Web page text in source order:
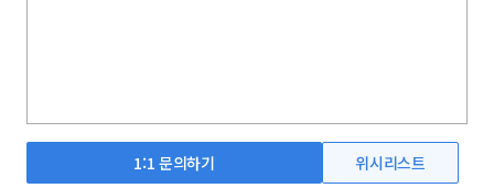
1:1 문의하기 위시리스트